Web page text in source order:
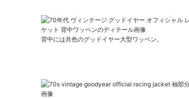
背中には共色のグッドイヤー大型ワッペン。